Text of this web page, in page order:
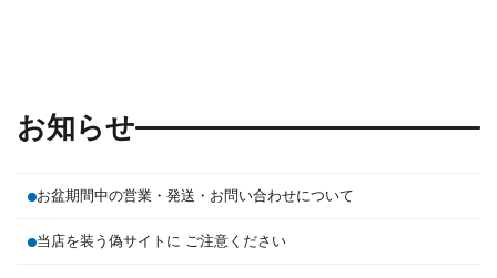
お知らせ
お盆期間中の営業・発送・お問い合わせについて
当店を装う偽サイトに ご注意ください